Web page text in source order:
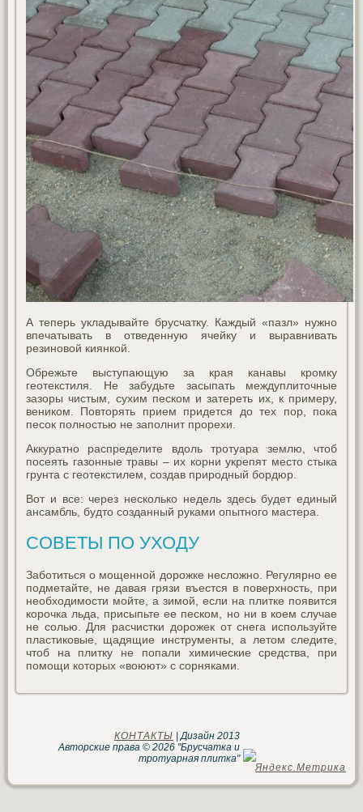
А теперь укладывайте брусчатку. Каждый «пазл» нужно
впечатывать в отведенную ячейку и выравнивать
резиновой киянкой.
Обрежьте выступающую за края канавы кромку
геотекстиля. Не забудьте засыпать междуплиточные
зазоры чистым, сухим песком и затереть их, к примеру,
веником. Повторять прием придется до тех пор, пока
песок полностью не заполнит прорехи.
Аккуратно распределите вдоль тротуара землю, чтоб
посеять газонные травы – их корни укрепят место стыка
грунта с геотекстилем, создав природный бордюр.
Вот и все: через несколько недель здесь будет единый
ансамбль, будто созданный руками опытного мастера.
СОВЕТЫ ПО УХОДУ
Заботиться о мощенной дорожке несложно. Регулярно ее
подметайте, не давая грязи въестся в поверхность, при
необходимости мойте, а зимой, если на плитке появится
корочка льда, присыпьте ее песком, но ни в коем случае
не солью. Для расчистки дорожек от снега используйте
пластиковые, щадящие инструменты, а летом следите,
чтоб на плитку не попали химические средства, при
помощи которых «воюют» с сорняками.
КОНТАКТЫ | Дизайн 2013
Авторские права © 2026 "Брусчатка и
тротуарная плитка"